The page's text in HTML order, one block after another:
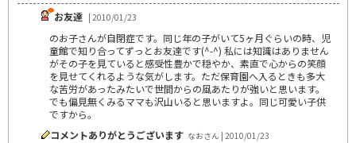
お友達 | 2010/01/23
のお子さんが自閉症です。同じ年の子がいて5ヶ月ぐらいの時、児
童館で知り合ってずっとお友達です(^-^) 私には知識はありません
がその子を見ていると感受性豊かで穏やか、素直で心からの笑顔
を見せてくれるような気がします。ただ保育園へ入るときも多大
な苦労があったみたいで世間からの風あたりが強いと思います。
でも偏見無くみるママも沢山いると思いますよ。同じ可愛い子供
ですから。
コメントありがとうございます なおさん | 2010/01/23